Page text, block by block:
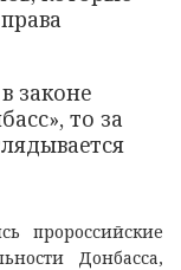
законе
то за
пророссийские
Донбасса,